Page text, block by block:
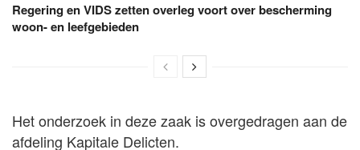
Regering en VIDS zetten overleg voort over bescherming
woon- en leefgebieden
Het onderzoek in deze zaak is overgedragen aan de
afdeling Kapitale Delicten.